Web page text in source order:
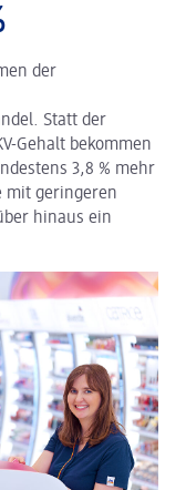
der
Statt der
Gehalt bekommen
3,8 % mehr
mit geringeren
hinaus ein